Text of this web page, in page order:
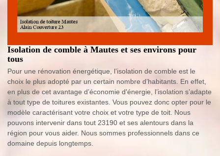
Isolation de comble à Mautes et ses environs pour
tous
Pour une rénovation énergétique, l’isolation de comble est le
choix le plus adopté par un certain nombre d’habitants. En effet,
en plus de cet avantage d’économie d'énergie, l’isolation s’adapte
à tout type de toitures existantes. Vous pouvez donc opter pour le
modèle caractérisant votre choix et votre type de toit. Nous
pouvons intervenir dans tout 23190 et ses alentours dans la
région pour vous aider. Nous sommes professionnels dans ce
domaine depuis longtemps.